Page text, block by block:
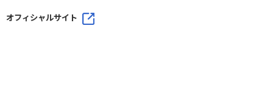
オフィシャルサイト